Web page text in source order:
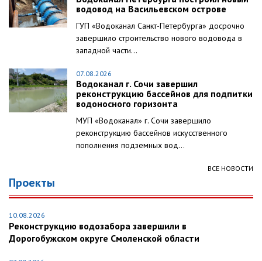
водовод на Васильевском острове
ГУП «Водоканал Санкт-Петербурга» досрочно
завершило строительство нового водовода в
западной части...
07.08.2026
Водоканал г. Сочи завершил
реконструкцию бассейнов для подпитки
водоносного горизонта
МУП «Водоканал» г. Сочи завершило
реконструкцию бассейнов искусственного
пополнения подземных вод...
ВСЕ НОВОСТИ
Проекты
10.08.2026
Реконструкцию водозабора завершили в
Дорогобужском округе Смоленской области